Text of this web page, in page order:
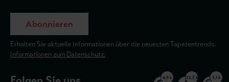
Abonnieren
Erhalten Sie aktuelle Informationen über die neuesten Tapetentrends.
Informationen zum Datenschutz.
4,9 k 32,5 k 3,1 k